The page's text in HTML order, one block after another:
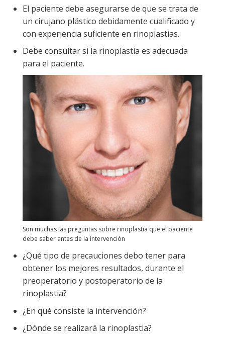
El paciente debe asegurarse de que se trata de
un cirujano plástico debidamente cualificado y
con experiencia suficiente en rinoplastias.
Debe consultar si la rinoplastia es adecuada
para el paciente.
Son muchas las preguntas sobre rinoplastia que el paciente
debe saber antes de la intervención
¿Qué tipo de precauciones debo tener para
obtener los mejores resultados, durante el
preoperatorio y postoperatorio de la
rinoplastia?
¿En qué consiste la intervención?
¿Dónde se realizará la rinoplastia?